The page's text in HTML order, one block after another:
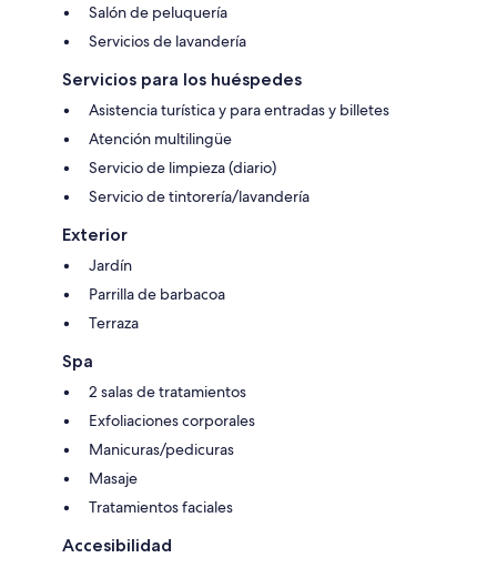
Salón de peluquería
Servicios de lavandería
Servicios para los huéspedes
Asistencia turística y para entradas y billetes
Atención multilingüe
Servicio de limpieza (diario)
Servicio de tintorería/lavandería
Exterior
Jardín
Parrilla de barbacoa
Terraza
Spa
2 salas de tratamientos
Exfoliaciones corporales
Manicuras/pedicuras
Masaje
Tratamientos faciales
Accesibilidad